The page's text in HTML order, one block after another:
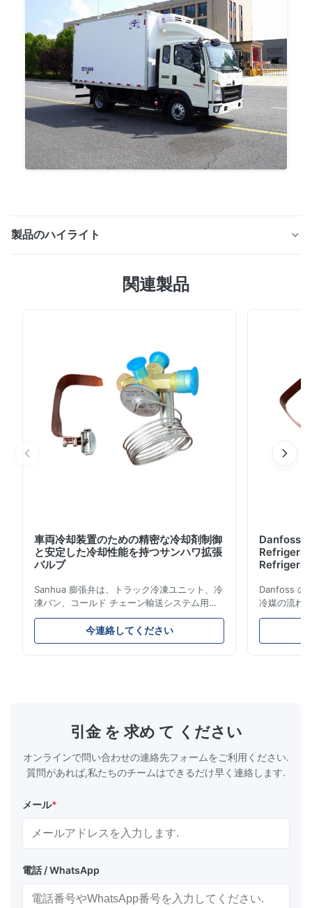
製品のハイライト
パクトなデザインでスペースを節約し、IP67防水、-25℃
関連製品
車両冷却装置のための精密な冷却剤制御
と安定した冷却性能を持つサンハワ拡張
バルブ
Sanhua 膨張弁は、トラック冷凍ユニット、冷
凍バン、コールド チェーン輸送システム用に
設計された高性能冷凍制御コンポーネントで
す。蒸発器への冷媒の流れを正確に制御し、安
定した冷却性能、エネルギー効率、信頼性の高
今連絡してください
Danfoss
Danfoss の
冷媒の流れ
とエネルギ
ムやコール
引金 を 求め て ください
オンラインで問い合わせの連絡先フォームをご利用ください.
質問があれば,私たちのチームはできるだけ早く連絡します.
メール*
電話 / WhatsApp